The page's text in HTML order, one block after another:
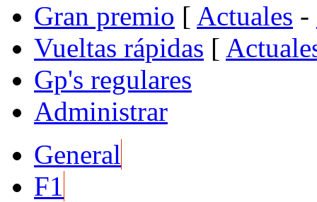
Gran premio [ Actuales -
Vueltas rápidas [
Gp's regulares
Administrar
General
F1